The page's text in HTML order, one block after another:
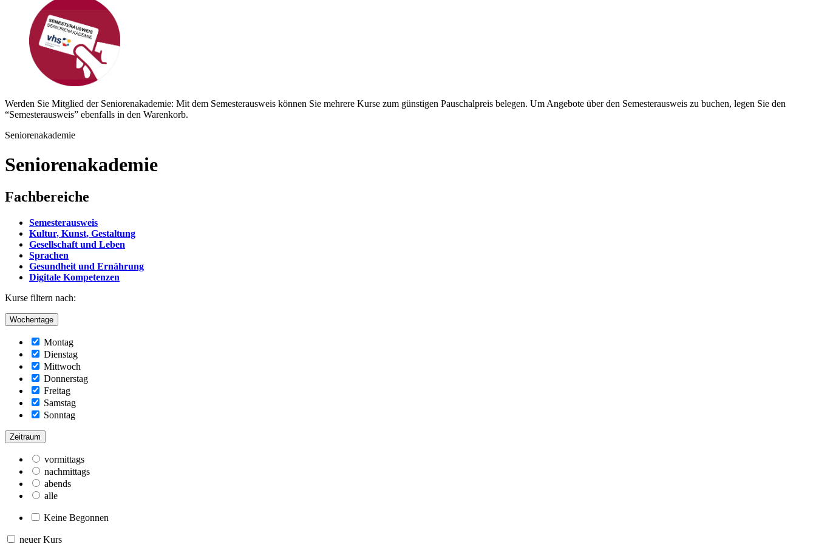
Werden Sie Mitglied der Seniorenakademie: Mit dem Semesterausweis können Sie mehrere Kurse zum günstigen Pauschalpreis belegen. Um Angebote über den Semesterausweis zu buchen, legen Sie den
“Semesterausweis” ebenfalls in den Warenkorb.
Seniorenakademie
Seniorenakademie
Fachbereiche
Semesterausweis
Kultur, Kunst, Gestaltung
Gesellschaft und Leben
Sprachen
Gesundheit und Ernährung
Digitale Kompetenzen
Kurse filtern nach:
Wochentage
Montag
Dienstag
Mittwoch
Donnerstag
Freitag
Samstag
Sonntag
Zeitraum
vormittags
nachmittags
abends
alle
Keine Begonnen
neuer Kurs